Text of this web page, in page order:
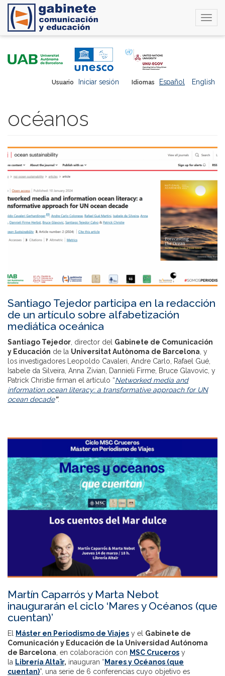
Idiomas Español English
Usuario Iniciar sesión
océanos
Santiago Tejedor participa en la redacción
de un artículo sobre alfabetización
mediática oceánica
Santiago Tejedor, director del Gabinete de Comunicación
y Educación de la Universitat Autònoma de Barcelona, y
los investigadores Leopoldo Cavaleri, Andre Carlo, Rafael Gué,
Isabele da Silveira, Anna Zivian, Dannieli Firme, Bruce Glavovic, y
Patrick Christie firman el artículo “Networked media and
information ocean literacy: a transformative approach for UN
ocean decade”.
Martín Caparrós y Marta Nebot
inaugurarán el ciclo ‘Mares y Océanos (que
cuentan)’
El Máster en Periodismo de Viajes y el Gabinete de
Comunicación y Educación de la Universidad Autónoma
de Barcelona , en colaboración con MSC Cruceros y
la Librería Altaïr, inauguran “ Mares y Océanos (que
cuentan)”, una serie de 6 conferencias cuyo objetivo es